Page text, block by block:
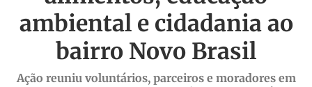
ambiental e cidadania ao
bairro Novo Brasil
Ação reuniu voluntários, parceiros e moradores em